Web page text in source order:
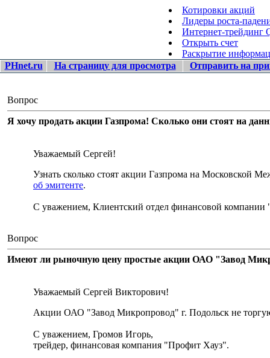
Котировки акций
Лидеры роста-
Интернет-трейдинг
Открыть счет
Раскрытие
PHnet.ru
На страницу для просмотра Отправить на
Вопрос
Я хочу продать акции Газпрома! Сколько они стоят на
Уважаемый Сергей!
Узнать сколько стоят акции Газпрома на
об эмитенте.
С уважением, Клиентский отдел финансовой
Вопрос
Имеют ли рыночную цену простые акции ОАО "Завод
Уважаемый Сергей Викторович!
Акции ОАО "Завод Микропровод" г. Подольск не
С уважением, Громов Игорь,
трейдер, финансовая компания "Профит Хауз".